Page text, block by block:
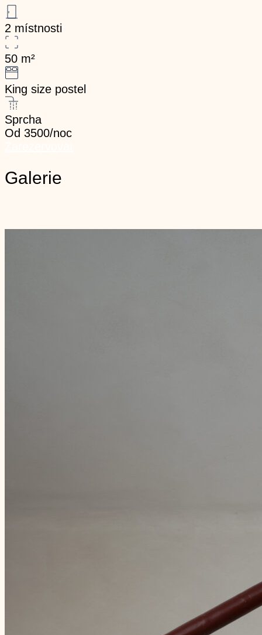
2 místnosti
50 m²
King size postel
Sprcha
Od 3500/noc
Galerie